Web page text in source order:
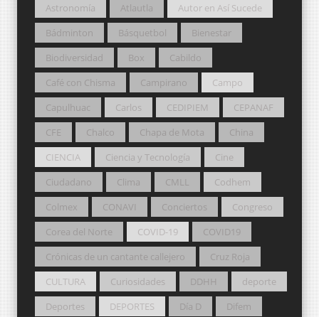
Astronomía
Atlautla
Autor en Así Sucede
Bádminton
Básquetbol
Bienestar
Biodiversidad
Box
Cabildo
Café con Chisma
Campirano
Campo
Capulhuac
Carlos CEDIPIEM
CEPANAF
CFE
Chalco Chapa de Mota
China
CIENCIA
Ciencia y Tecnología
Cine
Ciudadano
Clima CMLL
Codhem
Colmex
CONAVI Conciertos
Congreso
Corea del Norte
COVID-19
COVID19
Crónicas de un cantante callejero
Cruz Roja
CULTURA
Curiosidades DDHH
deporte
Deportes
DEPORTES Día D
Difem